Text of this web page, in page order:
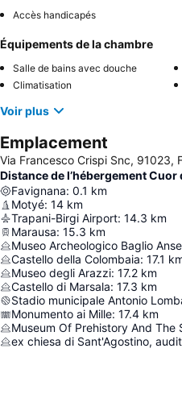
Accès handicapés
Équipements de la chambre
Salle de bains avec douche
Climatisation
Voir plus
Emplacement
Via Francesco Crispi Snc, 91023,
Distance de l’hébergement
Favignana: 0.1 km
Motyé: 14 km
Trapani-Birgi Airport: 14.3 km
Marausa: 15.3 km
Museo Archeologico Baglio
Castello della Colombaia: 17.1
Museo degli Arazzi: 17.2 km
Castello di Marsala: 17.3 km
Stadio municipale Antonio
Monumento ai Mille: 17.4 km
Museum Of Prehistory And The
ex chiesa di Sant'Agostino,